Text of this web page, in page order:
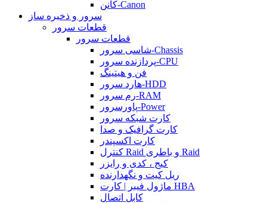
کانن-Canon
سرور و ذخیره ساز
قطعات سرور
قطعات سرور
شاسی سرور-Chassis
پردازنده سرور-CPU
فن و هیتینگ
هارد سرور-HDD
رم سرور-RAM
پاورسرور-Power
کارت شبکه سرور
کارت گرافیک و صدا
کارت اکسپندر
کنترل Raid و باطری Raid
کیج ، کدی و رایزر
ریل کیت و نگهدارنده
ماژول فیبر | کارت HBA
کابل اتصال